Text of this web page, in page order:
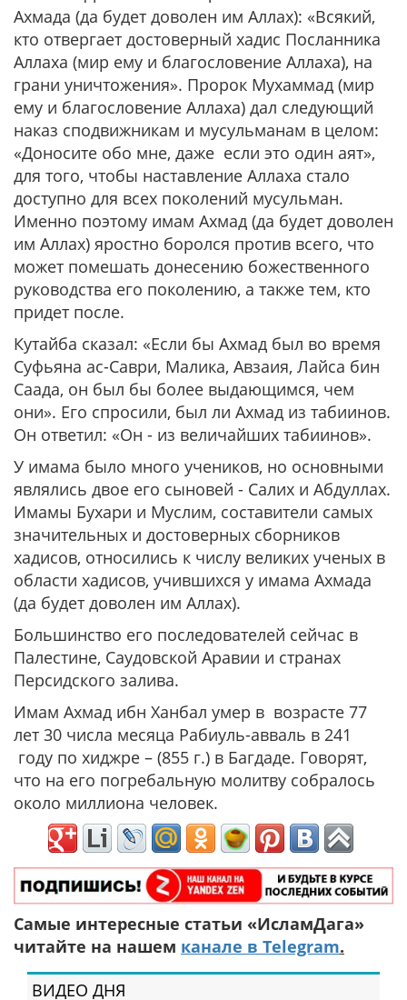
Ахмада (да будет доволен им Аллах): «Всякий,
кто отвергает достоверный хадис Посланника
Аллаха (мир ему и благословение Аллаха), на
грани уничтожения». Пророк Мухаммад (мир
ему и благословение Аллаха) дал следующий
наказ сподвижникам и мусульманам в целом:
«Доносите обо мне, даже если это один аят»,
для того, чтобы наставление Аллаха стало
доступно для всех поколений мусульман.
Именно поэтому имам Ахмад (да будет доволен
им Аллах) яростно боролся против всего, что
может помешать донесению божественного
руководства его поколению, а также тем, кто
придет после.
Кутайба сказал: «Если бы Ахмад был во время
Суфьяна ас-Саври, Малика, Авзаия, Лайса бин
Саада, он был бы более выдающимся, чем
они». Его спросили, был ли Ахмад из табиинов.
Он ответил: «Он - из вели­чайших табиинов».
У имама было много учеников, но основными
являлись двое его сыновей - Салих и Абдуллах.
Имамы Бухари и Муслим, составители самых
значительных и достоверных сборников
хадисов, относились к числу великих ученых в
области хадисов, учившихся у имама Ахмада
(да будет доволен им Аллах).
Большинство его последователей сейчас в
Палестине, Саудовской Аравии и странах
Персидского залива.
Имам Ахмад ибн Ханбал умер в возрасте 77
лет 30 числа месяца Рабиуль-авваль в 241
году по хиджре – (855 г.) в Багдаде. Говорят,
что на его погребальную молитву собралось
около миллиона человек.
Самые интересные статьи «ИсламДага»
читайте на нашем канале в Telegram.
ВИДЕО ДНЯ